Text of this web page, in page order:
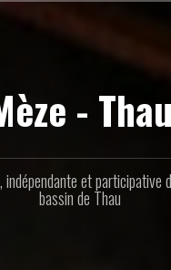
-
indépendante et participative
bassin de Thau